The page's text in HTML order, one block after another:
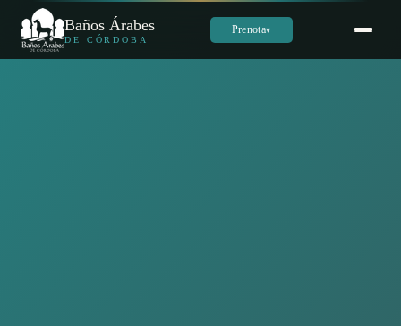
Baños Árabes
DE CÓRDOBA
Prenota▾